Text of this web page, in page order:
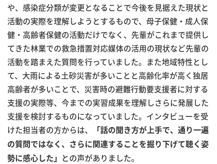
や、感染症分類が変更となることで今後を見据えた現状と
活動の実際を理解しようとするもので、母子保健・成人保
健・高齢者保健の活動だけでなく、先輩がこれまで提供し
てきた林業での救急措置対応媒体の活用の現状など先輩の
活動を踏まえた質問を行っていました。また地域特性とし
て、大雨による土砂災害が多いことと高齢化率が高く独居
高齢者が多いことで、災害時の避難行動要支援者に対する
支援の実際等、今までの実習成果を理解しさらに発展した
支援を検討するものになっていました。インタビューを受
けた担当者の方からは、
「話の聞き方が上手で、通り一遍
の質問ではなく、さらに関連することを掘り下げて聴く姿
勢に感心した」
との声がありました。